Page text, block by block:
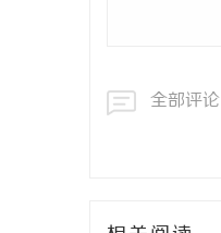
全部评论